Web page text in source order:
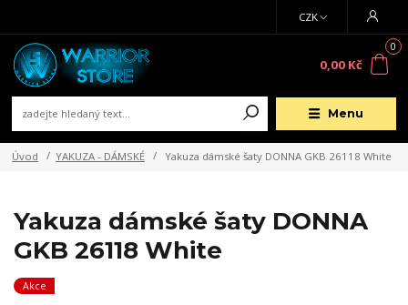
Menu
CZK
0
0,00 Kč
Úvod YAKUZA - DÁMSKÉ Yakuza dámské šaty DONNA GKB 26118 White
Yakuza dámské šaty DONNA
GKB 26118 White
Akce